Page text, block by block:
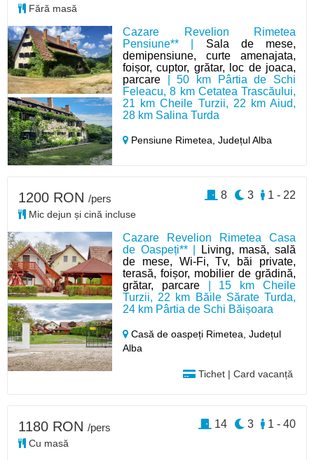
Cazare Revelion Rimetea
Pensiune** | Sala de mese,
demipensiune, curte amenajata,
foișor, cuptor, grătar, loc de joaca,
parcare | 50 km Pârtia de Schi
Feleacu, 8 km Cetatea Trascăului,
21 km Cheile Turzii, 22 km Aiud,
28 km Salina Turda
Pensiune Rimetea,Județul Alba
Fără masă
Cazare Revelion Rimetea Casa
de Oaspeți** |
Living, masă, sală
de mese, Wi-Fi, Tv, băi private,
terasă, foișor, mobilier de grădină,
grătar, parcare| 15 km Cheile
Turzii, 22 km Băile Sărate Turda,
24 km Pârtia de Schi Băișoara
Casă de oaspeți Rimetea,Județul
Alba
Tichet | Card vacanță
1200 RON /pers
Mic dejun și cină incluse
1 - 22
3
8
1180 RON /pers
Cu masă
1 - 40
3
14